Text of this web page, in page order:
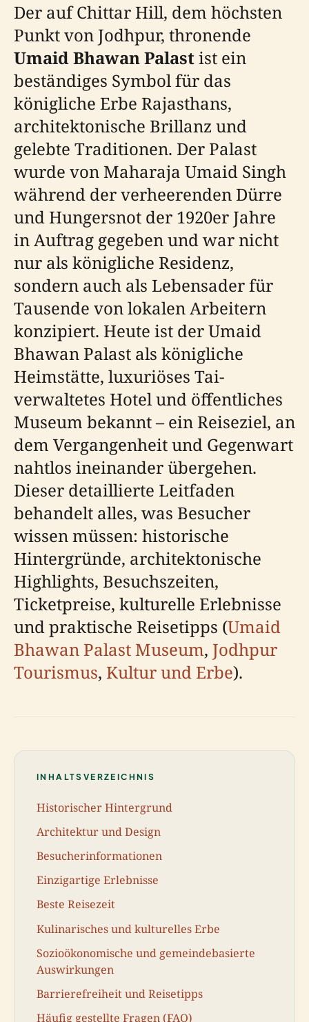
Der auf Chittar Hill, dem höchsten
Punkt von Jodhpur, thronende
Umaid Bhawan Palastist ein
beständiges Symbol für das
königliche Erbe Rajasthans,
architektonische Brillanz und
gelebte Traditionen. Der Palast
wurde von Maharaja Umaid Singh
während der verheerenden Dürre
und Hungersnot der 1920er Jahre
in Auftrag gegeben und war nicht
nur als königliche Residenz,
sondern auch als Lebensader für
Tausende von lokalen Arbeitern
konzipiert. Heute ist der Umaid
Bhawan Palast als königliche
Heimstätte, luxuriöses Tai-
verwaltetes Hotel und öffentliches
Museum bekannt – ein Reiseziel, an
dem Vergangenheit und Gegenwart
nahtlos ineinander übergehen.
Dieser detaillierte Leitfaden
behandelt alles, was Besucher
wissen müssen: historische
Hintergründe, architektonische
Highlights, Besuchszeiten,
Ticketpreise, kulturelle Erlebnisse
und praktische Reisetipps (Umaid
Bhawan Palast Museum, Jodhpur
Tourismus, Kultur und Erbe).
INHALTSVERZEICHNIS
Historischer Hintergrund
Architektur und Design
Besucherinformationen
Einzigartige Erlebnisse
Beste Reisezeit
Kulinarisches und kulturelles Erbe
Sozioökonomische und gemeindebasierte
Auswirkungen
Barrierefreiheit und Reisetipps
Häufig gestellte Fragen (FAQ)